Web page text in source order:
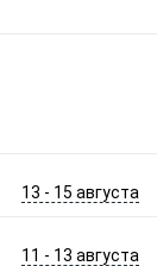
13 - 15 августа
11 - 13 августа